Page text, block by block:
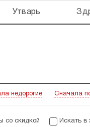
Утварь
недорогие Сначала
со скидкой Искать в